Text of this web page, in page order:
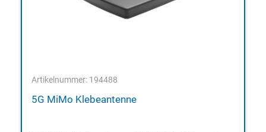
Artikelnummer: 194488
5G MiMo Klebeantenne